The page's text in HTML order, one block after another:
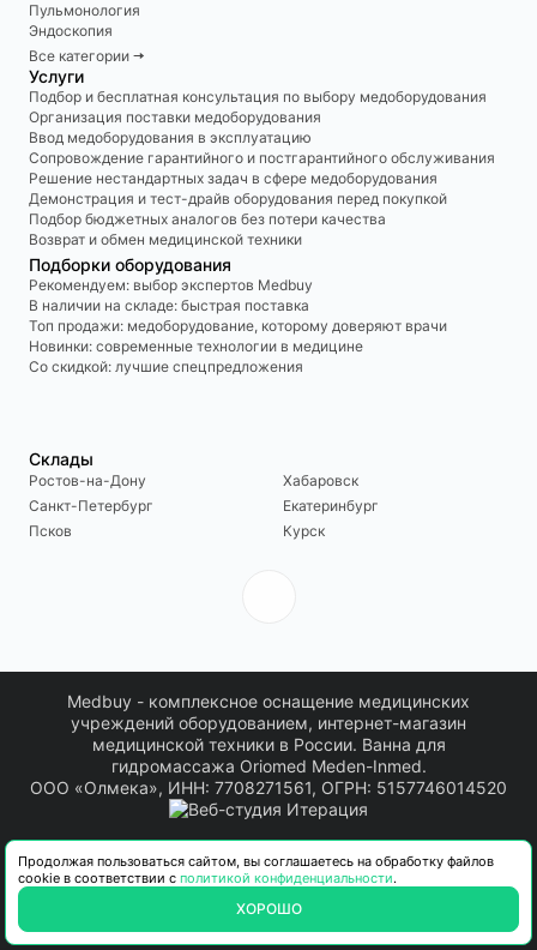
Пульмонология
Эндоскопия
Все категории 🠆
Услуги
Подбор и бесплатная консультация по выбору медоборудования
Организация поставки медоборудования
Ввод медоборудования в эксплуатацию
Сопровождение гарантийного и постгарантийного обслуживания
Решение нестандартных задач в сфере медоборудования
Демонстрация и тест-драйв оборудования перед покупкой
Подбор бюджетных аналогов без потери качества
Возврат и обмен медицинской техники
Подборки оборудования
Рекомендуем: выбор экспертов Medbuy
В наличии на складе: быстрая поставка
Топ продажи: медоборудование, которому доверяют врачи
Новинки: современные технологии в медицине
Со скидкой: лучшие спецпредложения
Склады
Ростов-на-Дону
Санкт-Петербург
Псков
Хабаровск
Екатеринбург
Курск
Medbuy - комплексное оснащение медицинских
учреждений оборудованием, интернет-магазин
медицинской техники в России. Ванна для
гидромассажа Oriomed Meden-Inmed.
ООО «Олмека», ИНН: 7708271561, ОГРН: 5157746014520
характер. Актуальные технические характеристики, комплектация, сроки
поставки и стоимость товара уточняются в коммерческом предложении.
комплектацию товара. Окончательные условия поставки определяются на
Продолжая пользоваться сайтом, вы соглашаетесь на обработку файлов
cookie в соответствии с политикой конфиденциальности.
ХОРОШО